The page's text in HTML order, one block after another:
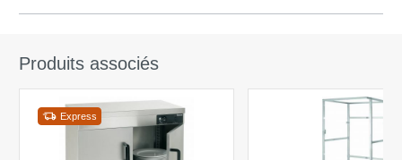
Produits associés
Express